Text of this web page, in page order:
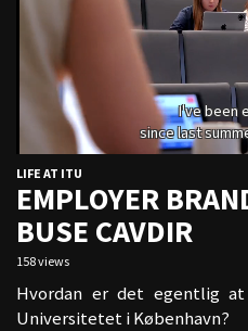
LIFE AT ITU
EMPLOYER
BUSE CAVDIR
158 views
Hvordan er det egentlig
Universitetet i København?